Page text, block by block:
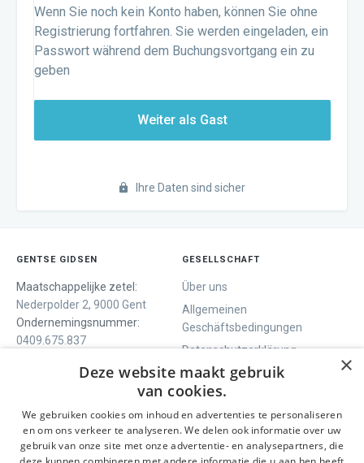
Wenn Sie noch kein Konto haben, können Sie ohne
Registrierung fortfahren. Sie werden eingeladen, ein
Passwort während dem Buchungsvortgang ein zu
geben
Weiter als Gast
Ihre Daten sind sicher
GENTSE GIDSEN
Maatschappelijke zetel:
Nederpolder 2, 9000 Gent
Ondernemingsnummer:
0409.675.837
GESELLSCHAFT
Über uns
Allgemeinen
Geschäftsbedingungen
Datenschutzerklärung
Contact
WIR BIETEN
Geführte Tour
SOCIALS
Facebook
×
Deze website maakt gebruik
van cookies.
We gebruiken cookies om inhoud en advertenties te personaliseren
en om ons verkeer te analyseren. We delen ook informatie over uw
gebruik van onze site met onze advertentie- en analysepartners, die